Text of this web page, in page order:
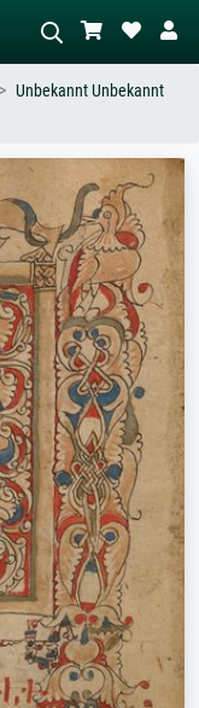
la scena – es. prato verde,
molto rosso, dipinto a
nudo in piedi vicino a un
albero.
Unbekannt Unbekannt